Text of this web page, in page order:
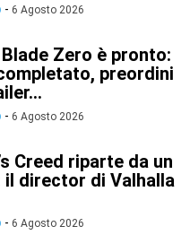
- 6 Agosto 2026
Zero è pronto:
preordini
- 6 Agosto 2026
Creed riparte da un
il director di Valhalla
- 6 Agosto 2026